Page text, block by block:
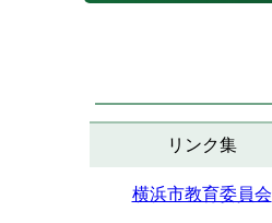
リンク集
横浜市教育委員会